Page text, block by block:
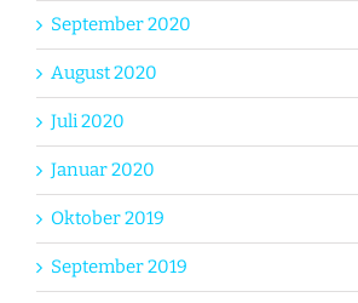
September 2020
August 2020
Juli 2020
Januar 2020
Oktober 2019
September 2019